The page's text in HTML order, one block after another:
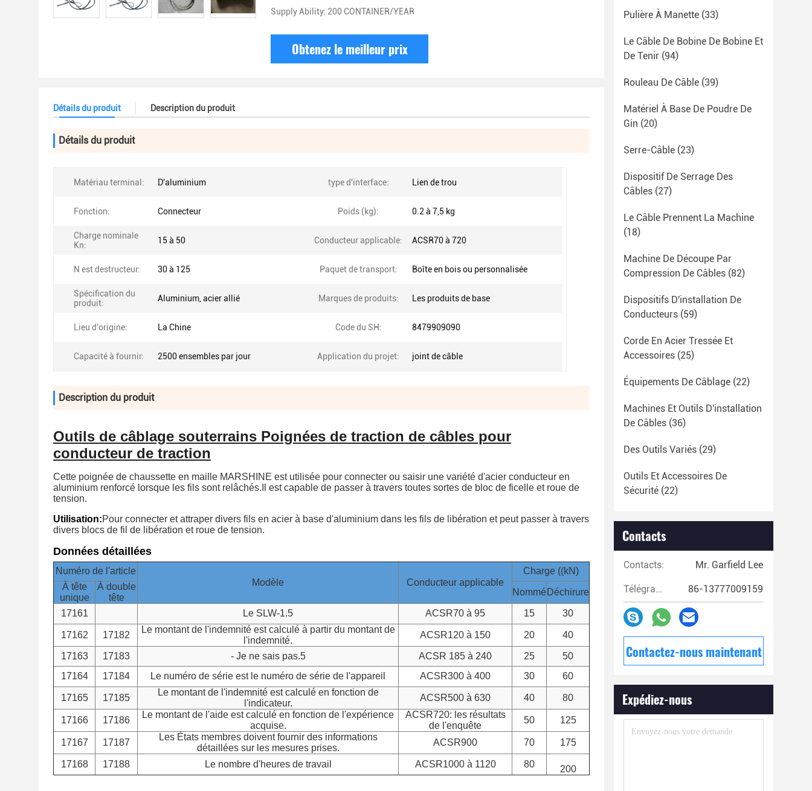
Supply Ability: 200 CONTAINER/YEAR
Obtenez le meilleur prix
Détails du produit Description du produit
Détails du produit
Matériau terminal: D'aluminium type d'interface: Lien de trou
Fonction: Connecteur Poids (kg): 0.2 à 7,5 kg
Charge nominale
Kn:
15 à 50 Conducteur applicable: ACSR70 à 720
N est destructeur: 30 à 125 Paquet de transport: Boîte en bois ou personnalisée
Spécification du
produit:
Aluminium, acier allié Marques de produits: Les produits de base
Lieu d'origine: La Chine Code du SH: 8479909090
Capacité à fournir: 2500 ensembles par jour Application du projet: joint de câble
Description du produit
Outils de câblage souterrains Poignées de traction de câbles pour
conducteur de traction
Cette poignée de chaussette en maille MARSHINE est utilisée pour connecter ou saisir une variété d'acier conducteur en
aluminium renforcé lorsque les fils sont relâchés.Il est capable de passer à travers toutes sortes de bloc de ficelle et roue de
tension.
Utilisation:Pour connecter et attraper divers fils en acier à base d'aluminium dans les fils de libération et peut passer à travers
divers blocs de fil de libération et roue de tension.
Données détaillées
Numéro de l'article
Modèle
Conducteur applicable
Charge ((kN)
À tête
unique
À double
tête
NomméDéchirure
17161 Le SLW-1.5 ACSR70 à 95 15 30
17162 17182
Le montant de l'indemnité est calculé à partir du montant de
l'indemnité.
ACSR120 à 150 20 40
17163 17183 - Je ne sais pas.5 ACSR 185 à 240 25
50
17164
17184 Le numéro de série est le numéro de série de l'appareil ACSR300 à 400 30 60
17165 17185
Le montant de l'indemnité est calculé en fonction de
l'indicateur.
ACSR500 à 630 40 80
17166 17186
Le montant de l'aide est calculé en fonction de l'expérience
acquise.
ACSR720: les résultats
de l'enquête
50 125
17167 17187
Les États membres doivent fournir des informations
détaillées sur les mesures prises.
ACSR900 70 175
17168 17188 Le nombre d'heures de travail ACSR1000 à 1120 80 200
Pulière À Manette (33)
Le Câble De Bobine De Bobine Et
De Tenir (94)
Rouleau De Câble (39)
Matériel À Base De Poudre De
Gin (20)
Serre-Câble (23)
Dispositif De Serrage Des
Câbles (27)
Le Câble Prennent La Machine
(18)
Machine De Découpe Par
Compression De Câbles (82)
Dispositifs D'installation De
Conducteurs (59)
Corde En Acier Tressée Et
Accessoires (25)
Équipements De Câblage (22)
Machines Et Outils D'installation
De Câbles (36)
Des Outils Variés (29)
Outils Et Accessoires De
Sécurité (22)
Contacts
Contacts: Mr. Garfield Lee
Télégramme: 86-13777009159
Contactez-nous maintenant
Expédiez-nous